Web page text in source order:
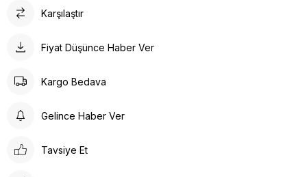
Karşılaştır
Fiyat Düşünce Haber Ver
Kargo Bedava
Gelince Haber Ver
Tavsiye Et